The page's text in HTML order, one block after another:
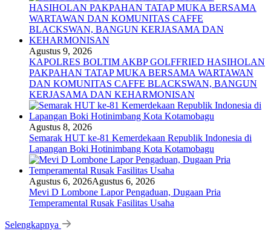
Agustus 9, 2026
KAPOLRES BOLTIM AKBP GOLFFRIED HASIHOLAN
PAKPAHAN TATAP MUKA BERSAMA WARTAWAN
DAN KOMUNITAS CAFFE BLACKSWAN, BANGUN
KERJASAMA DAN KEHARMONISAN
Agustus 8, 2026
Semarak HUT ke-81 Kemerdekaan Republik Indonesia di
Lapangan Boki Hotinimbang Kota Kotamobagu
Agustus 6, 2026Agustus 6, 2026
Mevi D Lombone Lapor Pengaduan, Dugaan Pria
Temperamental Rusak Fasilitas Usaha
Selengkapnya